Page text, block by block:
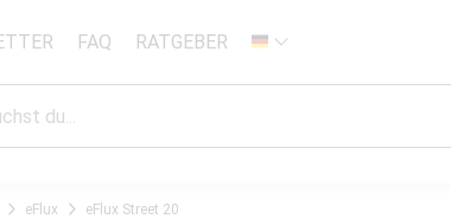
FAQ RATGEBER DE
eFlux eFlux Street 20